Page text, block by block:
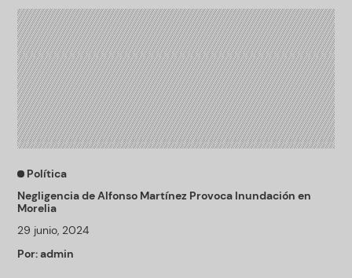
Política
Negligencia de Alfonso Martínez Provoca Inundación en
Morelia
29 junio, 2024
Por:admin